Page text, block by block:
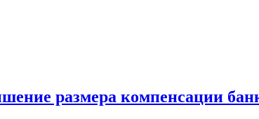
размера компенсации